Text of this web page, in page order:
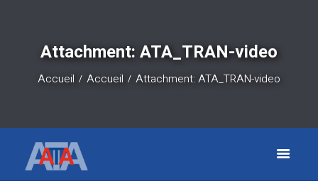
Attachment: ATA_TRAN-video
Accueil Accueil Attachment: ATA_TRAN-video